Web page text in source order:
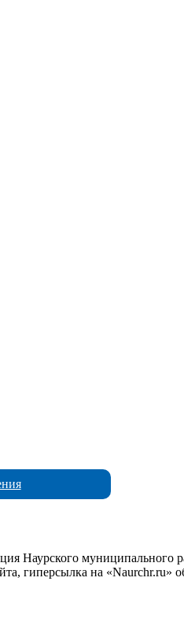
Наурского муниципального
гиперсылка на «Naurchr.ru»